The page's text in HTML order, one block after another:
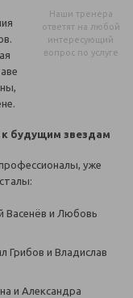
Наши тренера
ответят на любой
интересующий
вопрос по услуге
к будущим звездам
уже
Васенёв и Любовь
Грибов и Владислав
и Александра